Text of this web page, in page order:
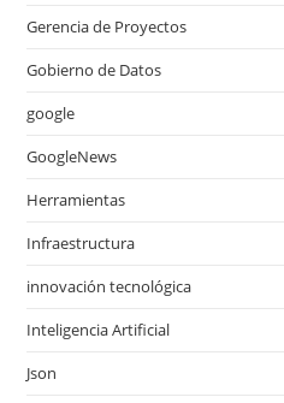
Gerencia de Proyectos
Gobierno de Datos
google
GoogleNews
Herramientas
Infraestructura
innovación tecnológica
Inteligencia Artificial
Json